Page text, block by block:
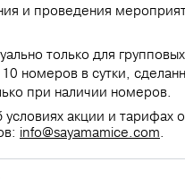
и проведения
только для групповых
номеров в сутки,
при наличии номеров.
акции и тарифах
info@sayamamice.com.